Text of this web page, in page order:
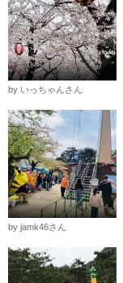
by いっちゃんさん
by jamk46さん